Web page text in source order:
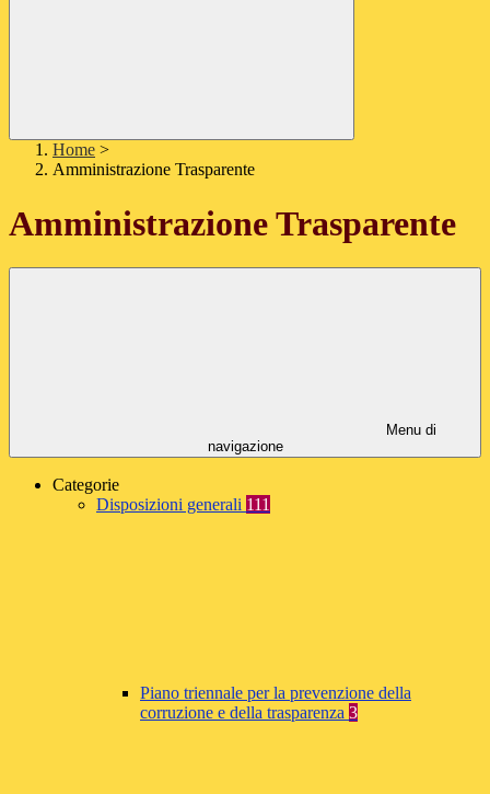
Home >
Amministrazione Trasparente
Amministrazione Trasparente
Menu di
navigazione
Categorie
Disposizioni generali 111
Piano triennale per la prevenzione della
corruzione e della trasparenza 3